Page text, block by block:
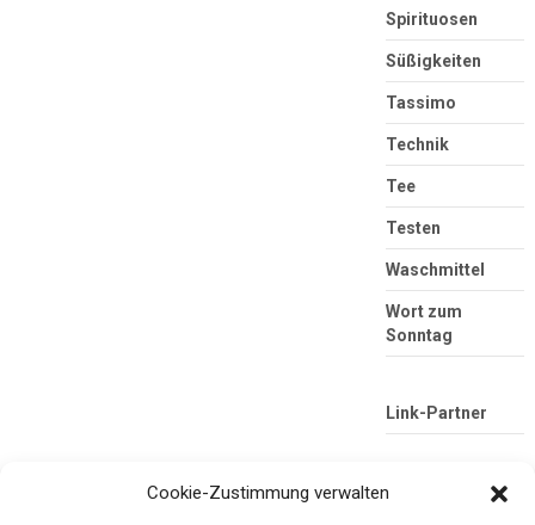
Spirituosen
Süßigkeiten
Tassimo
Technik
Tee
Testen
Waschmittel
Wort zum
Sonntag
Link-Partner
Cookie-Zustimmung verwalten